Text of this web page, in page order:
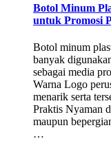
Botol Minum
untuk Promosi
Botol minum
banyak
sebagai media
Warna Logo
menarik serta
Praktis Nyaman
maupun
…